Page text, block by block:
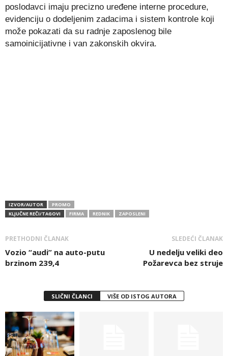
poslodavci imaju precizno uređene interne procedure,
evidenciju o dodeljenim zadacima i sistem kontrole koji
može pokazati da su radnje zaposlenog bile
samoinicijativne i van zakonskih okvira.
IZVOR/AUTOR
PROMO
KLJUČNE REČI/TAGOVI
FIRMA REDNIK ZAPOSLENI
PRETHODNI ČLANAK
Vozio “audi” na auto-putu
brzinom 239,4
SLEDEĆI ČLANAK
U nedelju veliki deo
Požarevca bez struje
SLIČNI ČLANCI VIŠE OD ISTOG AUTORA